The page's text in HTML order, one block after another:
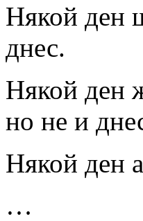
Някой ден
днес.
Някой ден
но не и
Някой ден
…